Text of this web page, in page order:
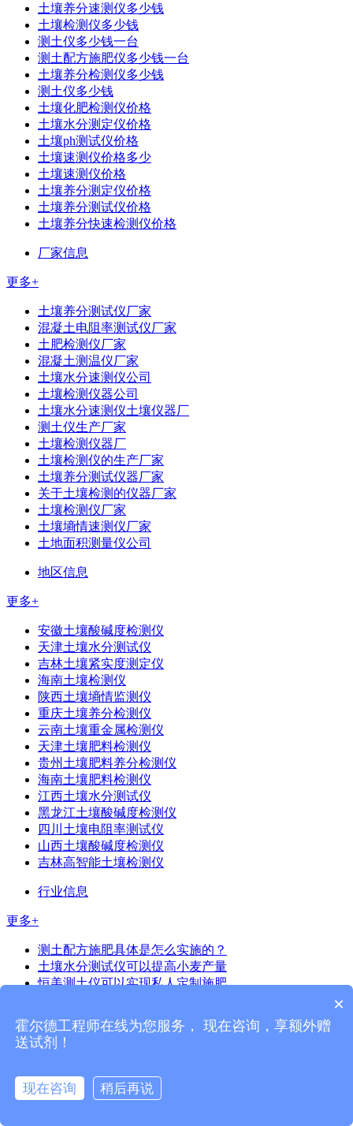
土壤养分速测仪多少钱
土壤检测仪多少钱
测土仪多少钱一台
测土配方施肥仪多少钱一台
土壤养分检测仪多少钱
测土仪多少钱
土壤化肥检测仪价格
土壤水分测定仪价格
土壤ph测试仪价格
土壤速测仪价格多少
土壤速测仪价格
土壤养分测定仪价格
土壤养分测试仪价格
土壤养分快速检测仪价格
厂家信息
更多+
土壤养分测试仪厂家
混凝土电阻率测试仪厂家
土肥检测仪厂家
混凝土测温仪厂家
土壤水分速测仪公司
土壤检测仪器公司
土壤水分速测仪土壤仪器厂
测土仪生产厂家
土壤检测仪器厂
土壤检测仪的生产厂家
土壤养分测试仪器厂家
关于土壤检测的仪器厂家
土壤检测仪厂家
土壤墒情速测仪厂家
土地面积测量仪公司
地区信息
更多+
安徽土壤酸碱度检测仪
天津土壤水分测试仪
吉林土壤紧实度测定仪
海南土壤检测仪
陕西土壤墒情监测仪
重庆土壤养分检测仪
云南土壤重金属检测仪
天津土壤肥料检测仪
贵州土壤肥料养分检测仪
海南土壤肥料检测仪
江西土壤水分测试仪
黑龙江土壤酸碱度检测仪
四川土壤电阻率测试仪
山西土壤酸碱度检测仪
吉林高智能土壤检测仪
行业信息
更多+
测土配方施肥具体是怎么实施的？
土壤水分测试仪可以提高小麦产量
恒美测土仪可以实现私人定制施肥
土壤ph速测仪可以分析土壤酸碱化成因
土壤pH检测仪直观了解土壤酸碱程度
如何推广土壤配方施肥仪的使用
土壤肥料养分速测仪使用方法
土壤测试仪有用吗
×
霍尔德工程师在线为您服务， 现在咨询，享额外赠
送试剂！
现在咨询 稍后再说